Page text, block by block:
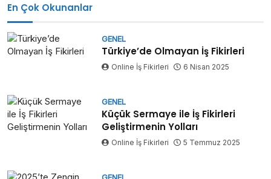
En Çok Okunanlar
GENEL
Türkiye’de Olmayan İş Fikirleri
Online İş Fikirleri 6 Nisan 2025
GENEL
Küçük Sermaye ile İş Fikirleri
Geliştirmenin Yolları
Online İş Fikirleri 5 Temmuz 2025
GENEL